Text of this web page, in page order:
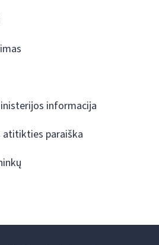
informacija
paraiška